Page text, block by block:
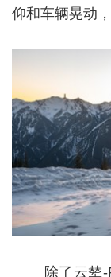
仰和车辆晃动
除了云辇